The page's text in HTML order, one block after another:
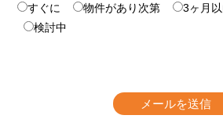
すぐに 物件があり次第 3ヶ月
検討中